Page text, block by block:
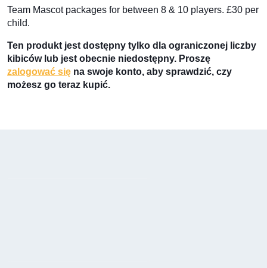
Team Mascot packages for between 8 & 10 players. £30 per
child.
Ten produkt jest dostępny tylko dla ograniczonej liczby
kibiców lub jest obecnie niedostępny. Proszę
zalogować się na swoje konto, aby sprawdzić, czy
możesz go teraz kupić.